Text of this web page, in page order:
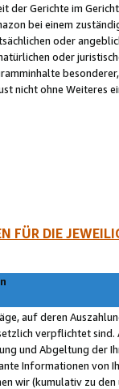
der Gerichte im
bei einem
oder
oder
nicht ohne Weiteres
FÜR DIE
auf deren
verpflichtet
und Abgeltung der
Informationen von
wir (kumulativ zu